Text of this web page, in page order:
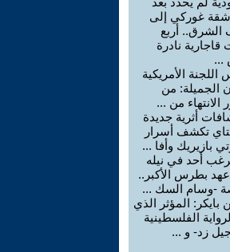
غوركي إلى
الشرق.. أربع
قاجارية نادرة
...
اللجنة الأمريكية
الجميلة: من
الانتهاء من ...
أثرية جديدة
تكشف أسرار
بازيريك وأفا ...
أحد في نيله
بطرس الأكبر..
-وسام السك ...
المؤثر الذي
الفلسطينية
زد- و ...